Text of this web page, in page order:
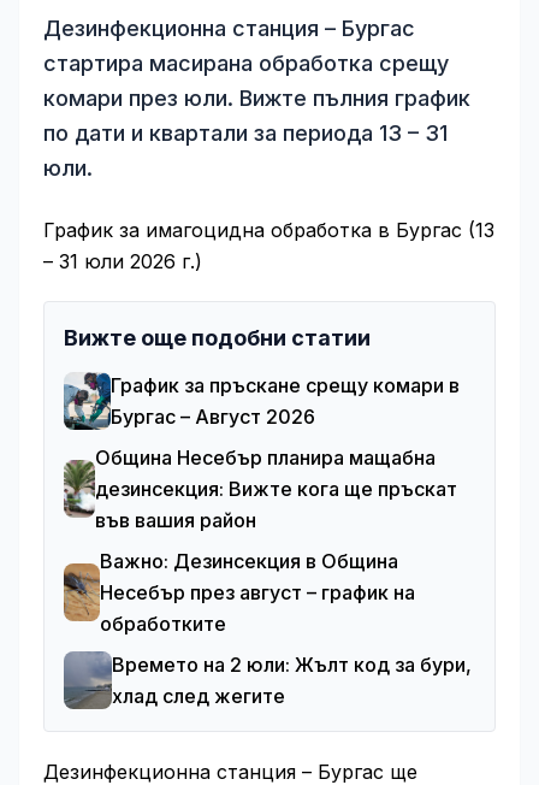
Дезинфекционна станция – Бургас
стартира масирана обработка срещу
комари през юли. Вижте пълния график
по дати и квартали за периода 13 – 31
юли.
График за имагоцидна обработка в Бургас (13
– 31 юли 2026 г.)
Вижте още подобни статии
График за пръскане срещу комари в
Бургас – Август 2026
Община Несебър планира мащабна
дезинсекция: Вижте кога ще пръскат
във вашия район
Важно: Дезинсекция в Община
Несебър през август – график на
обработките
Времето на 2 юли: Жълт код за бури,
хлад след жегите
Дезинфекционна станция – Бургас ще